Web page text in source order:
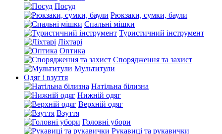
Посуд
Рюкзаки, сумки, баули
Спальні мішки
Туристичний інструмент
Ліхтарі
Оптика
Спорядження та захист
Мультитули
Одяг і взуття
Натільна білизна
Нижній одяг
Верхній одяг
Взуття
Головні убори
Рукавиці та рукавички